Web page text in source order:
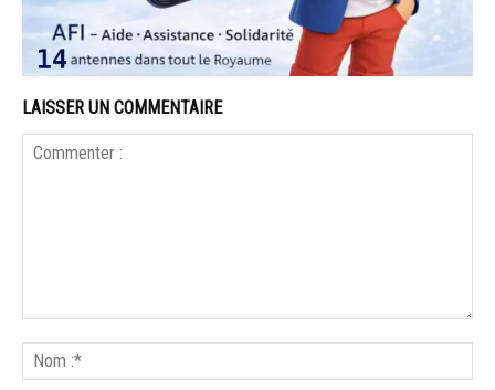
LAISSER UN COMMENTAIRE